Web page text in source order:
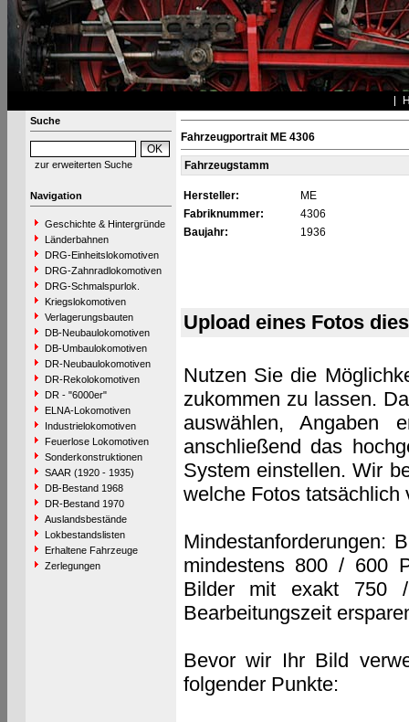
Suche
zur erweiterten Suche
Navigation
Geschichte & Hintergründe
Länderbahnen
DRG-Einheitslokomotiven
DRG-Zahnradlokomotiven
DRG-Schmalspurlok.
Kriegslokomotiven
Verlagerungsbauten
DB-Neubaulokomotiven
DB-Umbaulokomotiven
DR-Neubaulokomotiven
DR-Rekolokomotiven
DR - "6000er"
ELNA-Lokomotiven
Industrielokomotiven
Feuerlose Lokomotiven
Sonderkonstruktionen
SAAR (1920 - 1935)
DB-Bestand 1968
DR-Bestand 1970
Auslandsbestände
Lokbestandslisten
Erhaltene Fahrzeuge
Zerlegungen
Fahrzeugportrait ME 4306
Fahrzeugstamm
Hersteller:
ME
Fabriknummer:
4306
Baujahr:
1936
Upload eines Fotos
Nutzen Sie die
zukommen zu lassen.
auswählen, Angaben
anschließend das
System einstellen. Wir
welche Fotos tatsächlich
Mindestanforderungen:
mindestens 800 / 600
Bilder mit exakt 750
Bearbeitungszeit
Bevor wir Ihr Bild
folgender Punkte: